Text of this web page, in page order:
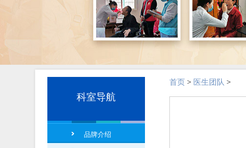
科室导航
品牌介绍
首页 > 医生团队 >